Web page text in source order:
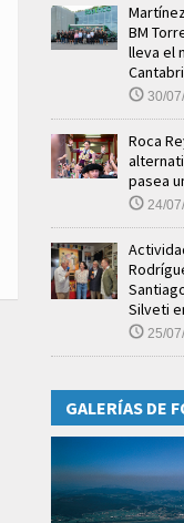
BM
lleva el
30/
Roca
pasea
24/
Silveti
25/
GALERÍAS DE